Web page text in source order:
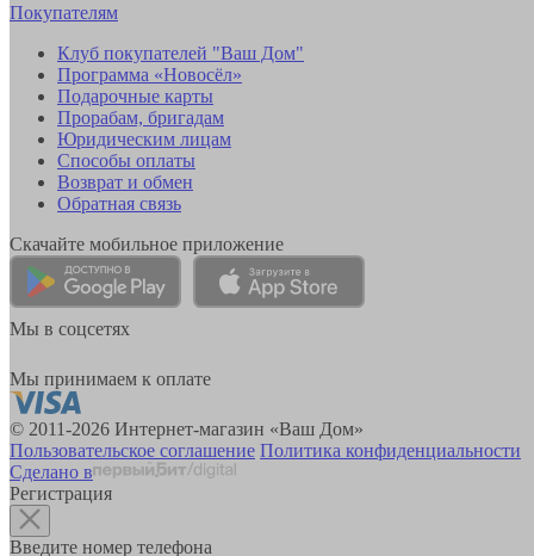
Покупателям
Клуб покупателей "Ваш Дом"
Программа «Новосёл»
Подарочные карты
Прорабам, бригадам
Юридическим лицам
Способы оплаты
Возврат и обмен
Обратная связь
Скачайте мобильное приложение
Мы в соцсетях
Мы принимаем к оплате
© 2011-2026 Интернет-магазин «Ваш Дом»
Пользовательское соглашение Политика конфиденциальности
Сделано в
Регистрация
Введите номер телефона